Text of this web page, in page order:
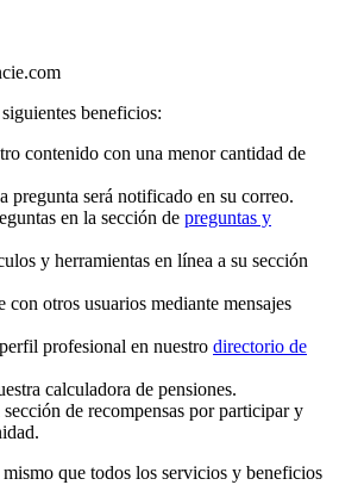
beneficios:
contenido con una menor cantidad de
pregunta será notificado en su correo.
en la sección de preguntas y
y herramientas en línea a su sección
con otros usuarios mediante mensajes
profesional en nuestro directorio de
calculadora de pensiones.
sección de recompensas por participar y
que todos los servicios y beneficios